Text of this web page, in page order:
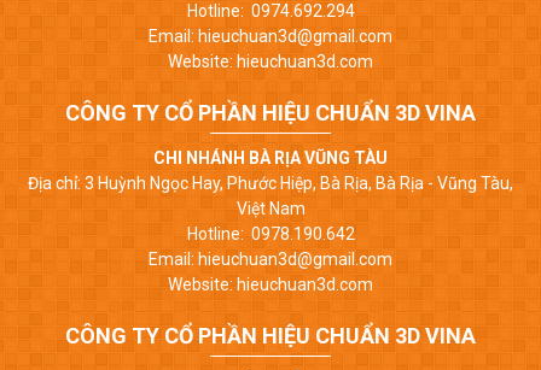
Hotline: 0974.692.294
Email: hieuchuan3d@gmail.com
Website: hieuchuan3d.com
CÔNG TY CỔ PHẦN HIỆU CHUẨN 3D VINA
CHI NHÁNH BÀ RỊA VŨNG TÀU
Địa chỉ: 3 Huỳnh Ngọc Hay, Phước Hiệp, Bà Rịa, Bà Rịa - Vũng Tàu,
Việt Nam
Hotline: 0978.190.642
Email: hieuchuan3d@gmail.com
Website: hieuchuan3d.com
CÔNG TY CỔ PHẦN HIỆU CHUẨN 3D VINA